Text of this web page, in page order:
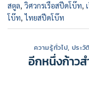
สตูล, วิศวกรเรือสปีดโบ๊ท,
โบ๊ท,ไทยสปีดโบ๊ท
ความรู้ทั่วไป, ประ
อีกหนึ่งก้าว